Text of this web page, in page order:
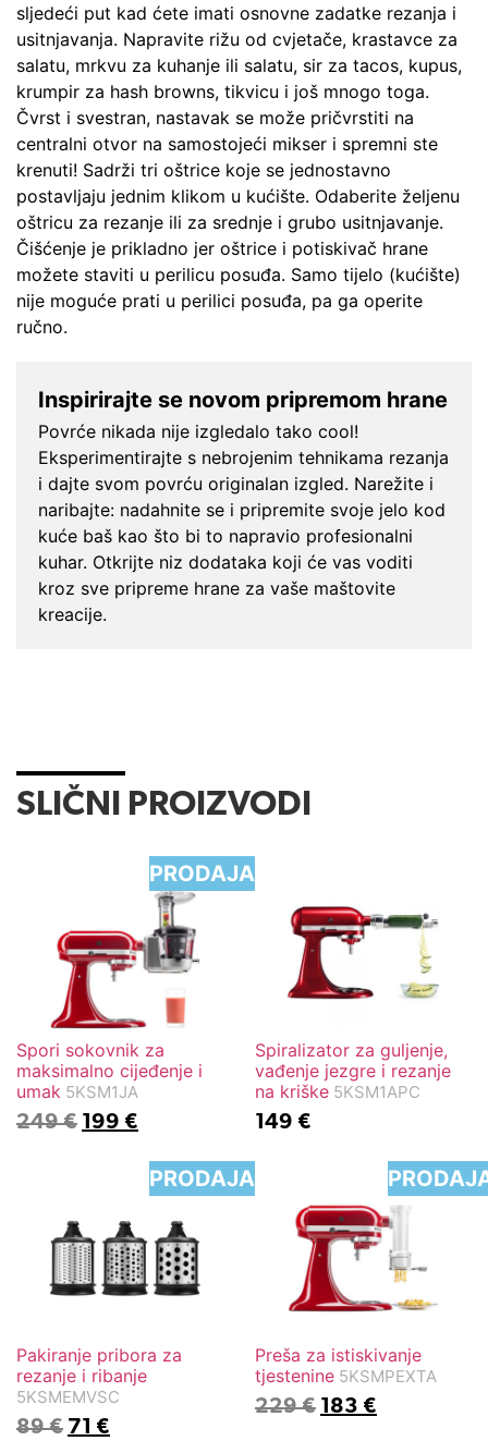
sljedeći put kad ćete imati osnovne zadatke rezanja i
usitnjavanja. Napravite rižu od cvjetače, krastavce za
salatu, mrkvu za kuhanje ili salatu, sir za tacos, kupus,
krumpir za hash browns, tikvicu i još mnogo toga.
Čvrst i svestran, nastavak se može pričvrstiti na
centralni otvor na samostojeći mikser i spremni ste
krenuti! Sadrži tri oštrice koje se jednostavno
postavljaju jednim klikom u kućište. Odaberite željenu
oštricu za rezanje ili za srednje i grubo usitnjavanje.
Čišćenje je prikladno jer oštrice i potiskivač hrane
možete staviti u perilicu posuđa. Samo tijelo (kućište)
nije moguće prati u perilici posuđa, pa ga operite
ručno.
Inspirirajte se novom pripremom hrane
Povrće nikada nije izgledalo tako cool!
Eksperimentirajte s nebrojenim tehnikama rezanja
i dajte svom povrću originalan izgled. Narežite i
naribajte: nadahnite se i pripremite svoje jelo kod
kuće baš kao što bi to napravio profesionalni
kuhar. Otkrijte niz dodataka koji će vas voditi
kroz sve pripreme hrane za vaše maštovite
kreacije.
SLIČNI PROIZVODI
PRODAJA
Spori sokovnik za
maksimalno cijeđenje i
umak 5KSM1JA
249€ 199 €
Spiralizator za guljenje,
vađenje jezgre i rezanje
na kriške 5KSM1APC
149 €
PRODAJA
Pakiranje pribora za
rezanje i ribanje
5KSMEMVSC
89€ 71 €
Preša za istiskivanje
tjestenine 5KSMPEXTA
229€ 183 €